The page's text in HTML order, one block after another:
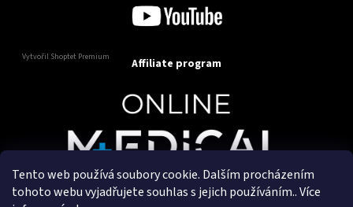
Tento web používá soubory cookie. Dalším procházením
tohoto webu vyjadřujete souhlas s jejich používáním.. Více
Vytvořil Shoptet Premium Affiliate program
Copyright 2025OnlineMedical.cz. Všechna práva